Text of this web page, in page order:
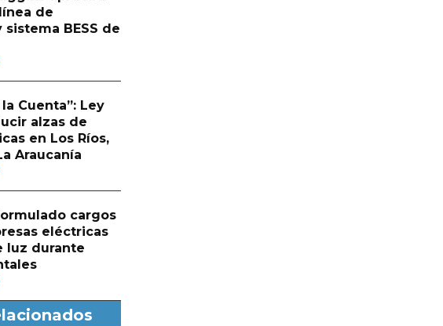
de
BESS de
Cuenta”: Ley
alzas de
en Los Ríos,
Araucanía
cargos
eléctricas
luz durante